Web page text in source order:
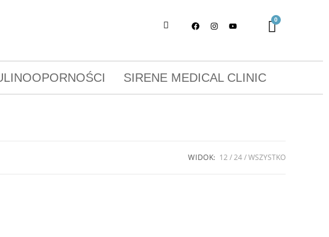
SIRENE MEDICAL CLINIC
WIDOK: 12 24 WSZYSTKO